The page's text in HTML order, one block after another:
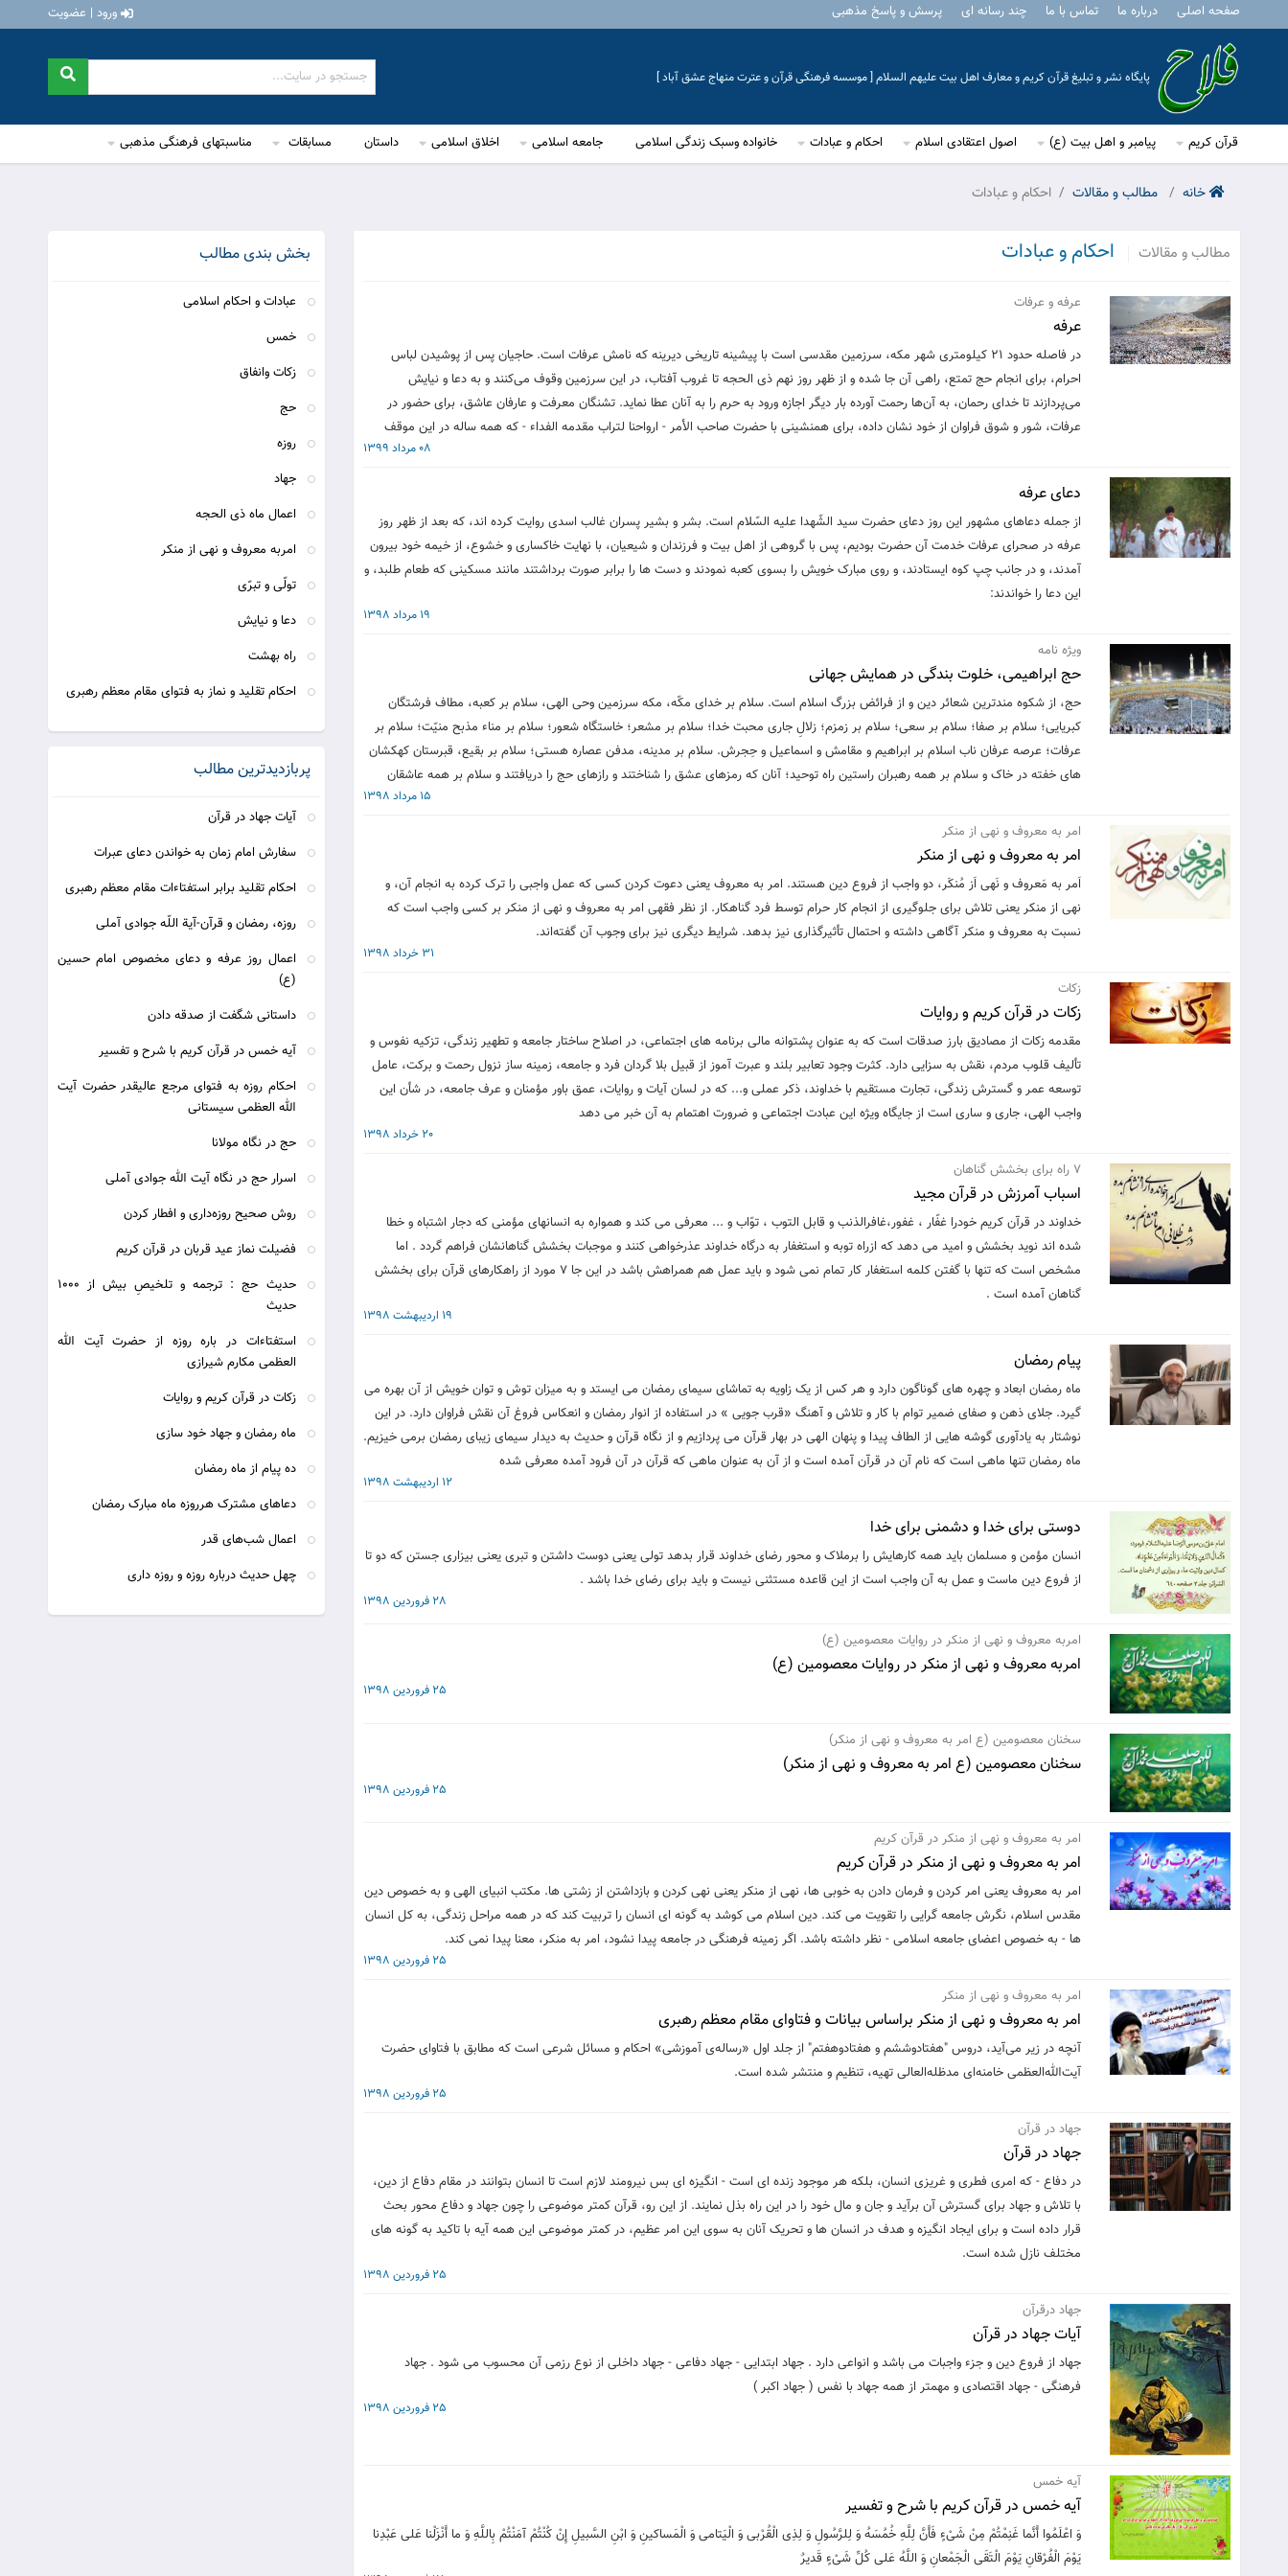
صفحه اصلی درباره ما تماس با ما چند رسانه ای پرسش و پاسخ مذهبی ورود | عضویت
پایگاه نشر و تبلیغ قرآن کریم و معارف اهل بیت علیهم السلام [ موسسه فرهنگی قرآن و عترت منهاج عشق آباد ]
قرآن کریم پیامبر و اهل بیت (ع) اصول اعتقادی اسلام احکام و عبادات خانواده وسبک زندگی اسلامی جامعه اسلامی اخلاق اسلامی داستان مسابقات مناسبتهای فرهنگی مذهبی
خانه مطالب و مقالات احکام و عبادات
مطالب و مقالات احکام و عبادات
عرفه و عرفات
عرفه
در فاصله حدود 21 کیلومتری شهر مکه، سرزمین مقدسی است با پیشینه تاریخی دیرینه که نامش عرفات است. حاجیان پس از پوشیدن لباس
احرام، برای انجام حج تمتع، راهی آن جا شده و از ظهر روز نهم ذی الحجه تا غروب آفتاب، در این سرزمین وقوف می‌کنند و به دعا و نیایش
می‌‌پردازند تا خدای رحمان، به آن‌ها رحمت آورده بار دیگر اجازه ورود به حرم را به آنان عطا نماید. تشنگان معرفت و عارفان عاشق، برای حضور در
عرفات، شور و شوق فراوان از خود نشان داده، برای همنشینی با حضرت صاحب الأمر - ارواحنا لتراب مقدمه الفداء - که همه ساله در این موقف
08 مرداد 1399
دعای عرفه
از جمله دعاهاى مشهور این روز دعاى حضرت سید الشّهدا علیه السّلام است. بشر و بشیر پسران غالب اسدى روایت کرده اند، که بعد از ظهر روز
عرفه در صحراى عرفات خدمت آن حضرت بودیم، پس با گروهى از اهل بیت و فرزندان و شیعیان، با نهایت خاکسارى و خشوع، از خیمه خود بیرون
آمدند، و در جانب چپ کوه ایستادند، و روى مبارک خویش را بسوى کعبه نمودند و دست ها را برابر صورت برداشتند مانند مسکینى که طعام طلبد، و
این دعا را خواندند:
19 مرداد 1398
ویژه نامه
حج ابراهیمی، خلوت بندگی در همایش جهانی
حج، از شکوه مندترین شعائر دین و از فرائض بزرگ اسلام است. سلام بر خدای مکّه، مکه سرزمین وحی الهی، سلام بر کعبه، مطاف فرشتگان
کبریایی؛ سلام بر صفا؛ سلام بر سعی؛ سلام بر زمزم؛ زلالِ جاری محبت خدا؛ سلام بر مشعر؛ خاستگاه شعور؛ سلام بر مناء مذبح منیّت؛ سلام بر
عرفات؛ عرصه عرفان ناب اسلام بر ابراهیم و مقامش و اسماعیل و حِجرش. سلام بر مدینه، مدفن عصاره هستی؛ سلام بر بقیع، قبرستان کهکشان
های خفته در خاک و سلام بر همه رهبران راستین راه توحید؛ آنان که رمزهای عشق را شناختند و رازهای حج را دریافتند و سلام بر همه عاشقان
15 مرداد 1398
امر به معروف و نهی از منکر
امر به معروف و نهی از منکر
اَمر به مَعروف و نَهی اَز مُنکَر، دو واجب از فروع دین هستند. امر به معروف یعنی دعوت کردن کسی که عمل واجبی را ترک کرده به انجام آن، و
نهی از منکر یعنی تلاش برای جلوگیری از انجام کار حرام توسط فرد گناهکار. از نظر فقهی امر به معروف و نهی از منکر بر کسی واجب است که
نسبت به معروف و منکر آگاهی داشته و احتمال تأثیرگذاری نیز بدهد. شرایط دیگری نیز برای وجوب آن گفته‌اند.
31 خرداد 1398
زکات
زکات در قرآن کریم و روایات
مقدمه زکات از مصادیق بارز صدقات است که به عنوان پشتوانه مالی برنامه های اجتماعی، در اصلاح ساختار جامعه و تطهیر زندگی، تزکیه نفوس و
تألیف قلوب مردم، نقش به سزایی دارد. کثرت وجود تعابیر بلند و عبرت آموز از قبیل بلا گردان فرد و جامعه، زمینه ساز نزول رحمت و برکت، عامل
توسعه عمر و گسترش زندگی، تجارت مستقیم با خداوند، ذکر عملی و... که در لسان آیات و روایات، عمق باور مؤمنان و عرف جامعه، در شأن این
واجب الهی، جاری و ساری است از جایگاه ویژه این عبادت اجتماعی و ضرورت اهتمام به آن خبر می دهد
20 خرداد 1398
7 راه برای بخشش گناهان
اسباب آمرزش در قرآن مجيد
خداوند در قرآن کریم خودرا غفّار ، غفور،غافرالذنب و قابل التوب ، توّاب و ... معرفی می کند و همواره به انسانهای مؤمنی که دجار اشتباه و خطا
شده اند نوید بخشش و امید می دهد که ازراه توبه و استغفار به درگاه خداوند عذرخواهی کنند و موجبات بخشش گناهانشان فراهم گردد . اما
مشخص است که تنها با گفتن کلمه استغفار کار تمام نمی شود و باید عمل هم همراهش باشد در این جا 7 مورد از راهکارهای قرآن برای بخشش
گناهان آمده است .
19 اردیبهشت 1398
پیام رمضان
ماه رمضان ابعاد و چهره های گوناگون دارد و هر کس از یک زاویه به تماشای سیمای رمضان می ایستد و به میزان توش و توان خویش از آن بهره می
گیرد. جلای ذهن و صفای ضمیر توام با کار و تلاش و آهنگ «قرب جویی » در استفاده از انوار رمضان و انعکاس فروغ آن نقش فراوان دارد. در این
نوشتار به یادآوری گوشه هایی از الطاف پیدا و پنهان الهی در بهار قرآن می پردازیم و از نگاه قرآن و حدیث به دیدار سیمای زیبای رمضان برمی خیزیم.
ماه رمضان تنها ماهی است که نام آن در قرآن آمده است و از آن به عنوان ماهی که قرآن در آن فرود آمده معرفی شده
12 اردیبهشت 1398
دوستى براى خدا و دشمنى براى خدا
انسان مؤمن و مسلمان باید همه کارهایش را برملاک و محور رضای خداوند قرار بدهد تولی یعنی دوست داشتن و تبری یعنی بیزاری جستن که دو تا
از فروع دین ماست و عمل به آن واجب است از این قاعده مستثنی نیست و باید برای رضای خدا باشد .
28 فروردین 1398
امربه معروف و نهی از منکر در روایات معصومین (ع)
امربه معروف و نهی از منکر در روایات معصومین (ع)
25 فروردین 1398
سخنان معصومین (ع امر به معروف و نهی از منکر)
سخنان معصومین (ع امر به معروف و نهی از منکر)
25 فروردین 1398
امر به معروف و نهی از منکر در قرآن کریم
امر به معروف و نهی از منکر در قرآن کریم
امر به معروف یعنی امر کردن و فرمان دادن به خوبی ها، نهی از منکر یعنی نهی کردن و بازداشتن از زشتی ها. مکتب انبیای الهی و به خصوص دین
مقدس اسلام، نگرش جامعه گرایی را تقویت می کند. دین اسلام می کوشد به گونه ای انسان را تربیت کند که در همه مراحل زندگی، به کل انسان
ها - به خصوص اعضای جامعه اسلامی - نظر داشته باشد. اگر زمینه فرهنگی در جامعه پیدا نشود، امر به منکر، معنا پیدا نمی کند.
25 فروردین 1398
امر به معروف و نهی از منکر
امر به معروف و نهی از منکر براساس بیانات و فتاوای مقام معظم رهبری
آنچه در زیر می‌آید، دروس "هفتادوششم و هفتادوهفتم" از جلد اول «رساله‌ی آموزشی» احکام و مسائل شرعی است که مطابق با فتاوای حضرت
آیت‌الله‌العظمی خامنه‌ای مدظله‌العالی تهیه، تنظیم و منتشر شده است.
25 فروردین 1398
جهاد در قرآن
جهاد در قرآن
در دفاع - که امری فطری و غریزی انسان، بلکه هر موجود زنده ای است - انگیزه ای بس نیرومند لازم است تا انسان بتوانند در مقام دفاع از دین،
با تلاش و جهاد برای گسترش آن برآید و جان و مال خود را در این راه بذل نمایند. از این رو، قرآن کمتر موضوعی را چون جهاد و دفاع محور بحث
قرار داده است و برای ایجاد انگیزه و هدف در انسان ها و تحریک آنان به سوی این امر عظیم، در کمتر موضوعی این همه آیه با تاکید به گونه های
مختلف نازل شده است.
25 فروردین 1398
جهاد درقرآن
آیات جهاد در قرآن
جهاد از فروع دین و جزء واجبات می باشد و انواعی دارد . جهاد ابتدایی - جهاد دفاعی - جهاد داخلی از نوع رزمی آن محسوب می شود . جهاد
فرهنگی - جهاد اقتصادی و مهمتر از همه جهاد با نفس ( جهاد اکبر )
25 فروردین 1398
آیه خمس
آیه خمس در قرآن کریم با شرح و تفسیر
وَ اعْلَمُوا أَنَّما غَنِمْتُمْ مِنْ شَیْ‏ءٍ فَأَنَّ لِلَّهِ خُمُسَهُ وَ لِلرَّسُولِ وَ لِذِی الْقُرْبی‏ وَ الْیَتامی‏ وَ الْمَساکینِ وَ ابْنِ السَّبیلِ إِنْ کُنْتُمْ آمَنْتُمْ بِاللَّهِ وَ ما أَنْزَلْنا عَلی‏ عَبْدِنا
یَوْمَ الْفُرْقانِ یَوْمَ الْتَقَی الْجَمْعانِ وَ اللَّهُ عَلی‏ کُلِّ شَیْ‏ءٍ قَدیرٌ
بخش بندی مطالب
عبادات و احکام اسلامی
خمس
زکات وانفاق
حج
روزه
جهاد
اعمال ماه ذی الحجه
امربه معروف و نهی از منکر
تولّی و تبرّی
دعا و نیایش
راه بهشت
احکام تقلید و نماز به فتوای مقام معظم رهبری
پربازدیدترین مطالب
آیات جهاد در قرآن
سفارش امام زمان به خواندن دعای عبرات
احکام تقلید برابر استفتاءات مقام معظم رهبری
روزه، رمضان و قرآن-آیة اللّه جوادی آملی
اعمال روز عرفه و دعای مخصوص امام حسین
(ع)
داستانی شگفت از صدقه دادن
آیه خمس در قرآن کریم با شرح و تفسیر
احکام روزه به فتوای مرجع عالیقدر حضرت آیت
الله العظمی سیستانی
حج در نگاه مولانا
اسرار حج در نگاه آیت الله جوادی آملی
روش صحیح روزه‌داری و افطار کردن
فضیلت نماز عید قربان در قرآن کریم
حديث حج : ترجمه و تلخيصِ بيش از 1000
حديث
استفتاءات در باره روزه از حضرت آیت الله
العظمی مکارم شیرازی
زکات در قرآن کریم و روایات
ماه رمضان و جهاد خود سازی
ده پیام از ماه رمضان
دعاهای مشترک هرروزه ماه مبارک رمضان
اعمال شب‌های قدر
چهل حدیث درباره روزه و روزه داری